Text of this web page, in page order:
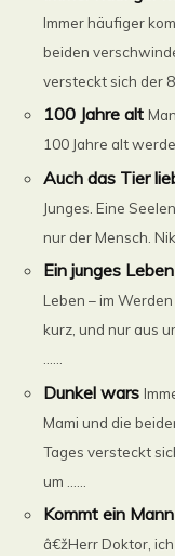
Immer häufiger
beiden
versteckt sich der
100 Jahre alt
100 Jahre alt
Auch das Tier
Junges. Eine
nur der Mensch.
Ein junges
Leben – im
kurz, und nur aus
Dunkel wars
Mami und die
Tages versteckt
um ......
Kommt ein
â€žHerr Doktor,